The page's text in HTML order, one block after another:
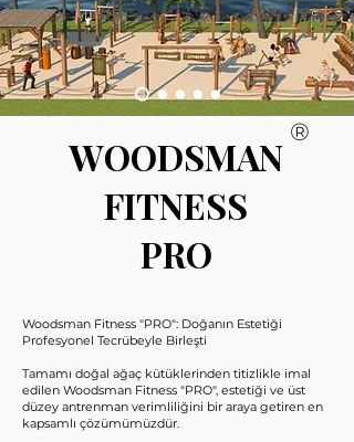
WOODSMAN
FITNESS
PRO
®
Woodsman Fitness "PRO": Doğanın Estetiği
Profesyonel Tecrübeyle Birleşti
Tamamı doğal ağaç kütüklerinden titizlikle imal
edilen Woodsman Fitness "PRO", estetiği ve üst
düzey antrenman verimliliğini bir araya getiren en
kapsamlı çözümümüzdür.